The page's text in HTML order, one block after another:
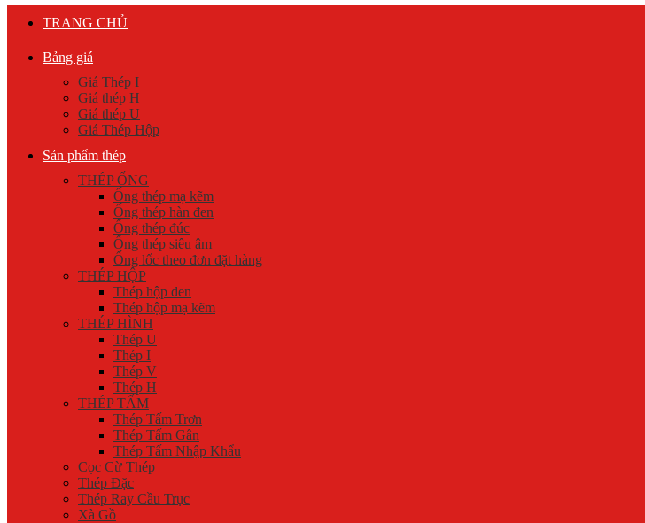
TRANG CHỦ
Bảng giá
Giá Thép I
Giá thép H
Giá thép U
Giá Thép Hộp
Sản phẩm thép
THÉP ỐNG
Ống thép mạ kẽm
Ống thép hàn đen
Ống thép đúc
Ống thép siêu âm
Ống lốc theo đơn đặt hàng
THÉP HỘP
Thép hộp đen
Thép hộp mạ kẽm
THÉP HÌNH
Thép U
Thép I
Thép V
Thép H
THÉP TẤM
Thép Tấm Trơn
Thép Tấm Gân
Thép Tấm Nhập Khẩu
Cọc Cừ Thép
Thép Đặc
Thép Ray Cầu Trục
Xà Gồ